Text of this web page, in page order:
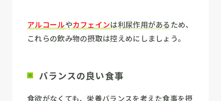
アルコールやカフェインは利尿作用があるため、
これらの飲み物の摂取は控えめにしましょう。
バランスの良い食事
食欲がなくても、栄養バランスを考えた食事を摂